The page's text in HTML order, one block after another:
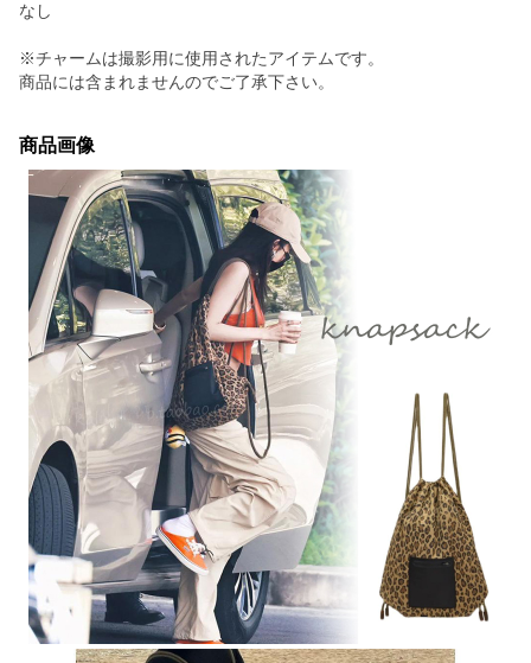
なし
※チャームは撮影用に使用されたアイテムです。
商品には含まれませんのでご了承下さい。
商品画像